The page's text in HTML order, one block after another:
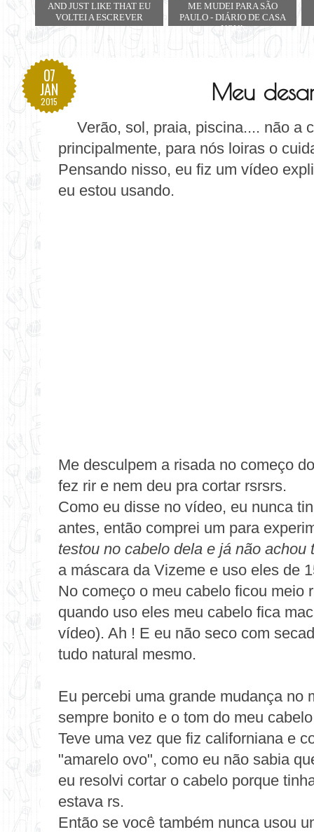
AND JUST LIKE THAT EU
VOLTEI A ESCREVER
ME MUDEI PARA SÃO
PAULO - DIÁRIO DE CASA
NOVA
07
JAN
2015 Meu
Verão, sol, praia, piscina.... não a
principalmente, para nós loiras o
Pensando nisso, eu fiz um vídeo
eu estou usando.
Me desculpem a risada no começo
fez rir e nem deu pra cortar rsrsrs.
Como eu disse no vídeo, eu nunca
antes, então comprei um para
testou no cabelo dela e já não
a máscara da Vizeme e uso eles de
No começo o meu cabelo ficou meio
quando uso eles meu cabelo fica
vídeo). Ah ! E eu não seco com
tudo natural mesmo.
Eu percebi uma grande mudança no
sempre bonito e o tom do meu
Teve uma vez que fiz californiana e
"amarelo ovo", como eu não sabia
eu resolvi cortar o cabelo porque
estava rs.
Então se você também nunca usou